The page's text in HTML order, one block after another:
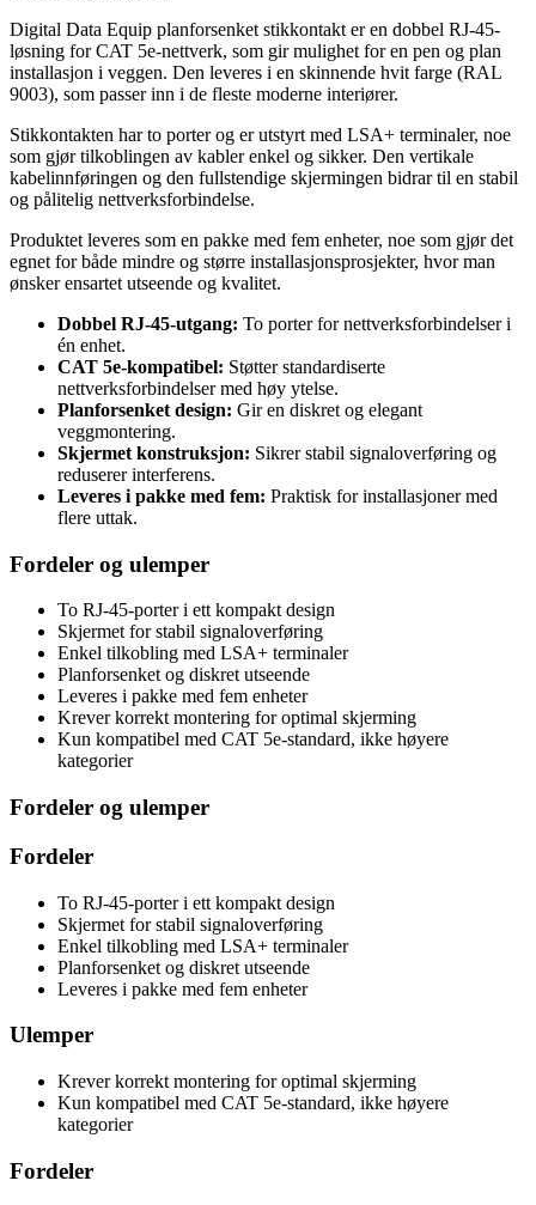
Digital Data Equip planforsenket stikkontakt er en dobbel RJ-45-
løsning for CAT 5e-nettverk, som gir mulighet for en pen og plan
installasjon i veggen. Den leveres i en skinnende hvit farge (RAL
9003), som passer inn i de fleste moderne interiører.
Stikkontakten har to porter og er utstyrt med LSA+ terminaler, noe
som gjør tilkoblingen av kabler enkel og sikker. Den vertikale
kabelinnføringen og den fullstendige skjermingen bidrar til en stabil
og pålitelig nettverksforbindelse.
Produktet leveres som en pakke med fem enheter, noe som gjør det
egnet for både mindre og større installasjonsprosjekter, hvor man
ønsker ensartet utseende og kvalitet.
Dobbel RJ-45-utgang: To porter for nettverksforbindelser i
én enhet.
CAT 5e-kompatibel: Støtter standardiserte
nettverksforbindelser med høy ytelse.
Planforsenket design: Gir en diskret og elegant
veggmontering.
Skjermet konstruksjon: Sikrer stabil signaloverføring og
reduserer interferens.
Leveres i pakke med fem: Praktisk for installasjoner med
flere uttak.
Fordeler og ulemper
To RJ-45-porter i ett kompakt design
Skjermet for stabil signaloverføring
Enkel tilkobling med LSA+ terminaler
Planforsenket og diskret utseende
Leveres i pakke med fem enheter
Krever korrekt montering for optimal skjerming
Kun kompatibel med CAT 5e-standard, ikke høyere
kategorier
Fordeler og ulemper
Fordeler
To RJ-45-porter i ett kompakt design
Skjermet for stabil signaloverføring
Enkel tilkobling med LSA+ terminaler
Planforsenket og diskret utseende
Leveres i pakke med fem enheter
Ulemper
Krever korrekt montering for optimal skjerming
Kun kompatibel med CAT 5e-standard, ikke høyere
kategorier
Fordeler